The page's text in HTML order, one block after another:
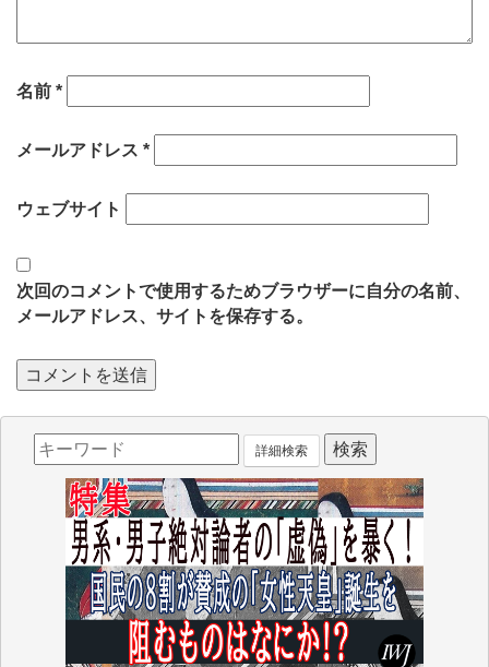
名前 *
メールアドレス *
ウェブサイト
次回のコメントで使用するためブラウザーに自分の名前、
メールアドレス、サイトを保存する。
詳細検索